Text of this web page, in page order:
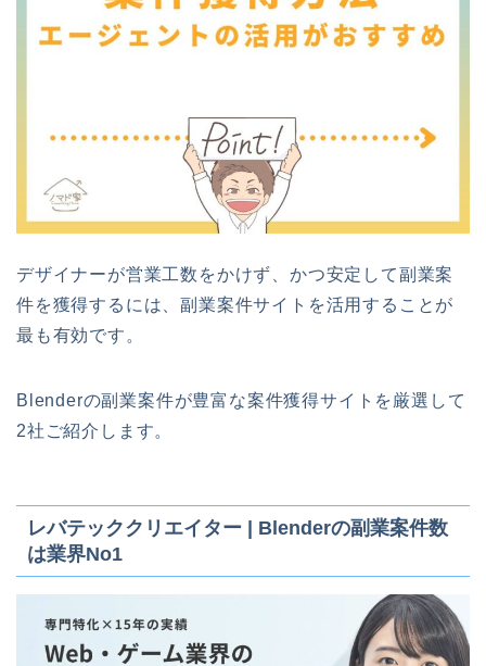
デザイナーが営業工数をかけず、かつ安定して副業案
件を獲得するには、副業案件サイトを活用することが
最も有効です。
Blenderの副業案件が豊富な案件獲得サイトを厳選して
2社ご紹介します。
レバテッククリエイター | Blenderの副業案件数
は業界No1